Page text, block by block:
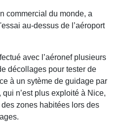
commercial du monde, a
au-dessus de l’aéroport
avec l’aéronef plusieurs
décollages pour tester de
à un sytème de guidage par
n’est plus exploité à Nice,
zones habitées lors des